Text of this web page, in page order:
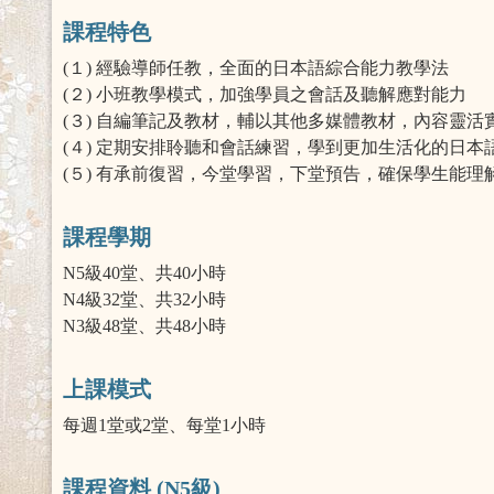
課程特色
(１) 經驗導師任教，全面的日本語綜合能力教學法
(２) 小班教學模式，加強學員之會話及聽解應對能力
(３) 自編筆記及教材，輔以其他多媒體教材，內容靈活
(４) 定期安排聆聽和會話練習，學到更加生活化的日本
(５) 有承前復習，今堂學習，下堂預告，確保學生能理
課程學期
N5級40堂、共40小時
N4級32堂、共32小時
N3級48堂、共48小時
上課模式
每週1堂或2堂、每堂1小時
課程資料 (N5級)